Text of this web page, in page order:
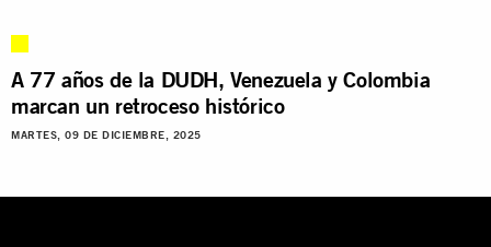
A 77 años de la DUDH, Venezuela y Colombia
marcan un retroceso histórico
MARTES, 09 DE DICIEMBRE, 2025